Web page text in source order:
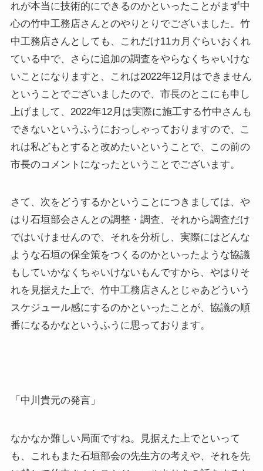
れが本当に技術的にできるのかといったことがまず中
心の竹中工務店さんとのやりとりでございました。竹
中工務店さんとしても、これだけ11カ月ぐらいおくれ
ている中で、さらに追加の調査をやらなくちゃいけな
いことになりますと、これは2022年12月はできません
ということでございましたので、市長のとこにも申し
上げまして、2022年12月は実際に施工する竹中さんも
できないというふうにおっしゃっておりますので、こ
れは私どもとすると改めたいということで、この前の
市長のコメントになったということでございます。
さて、次をどうするかということにつきましては、や
はり石垣部会さんとの調整・調査、それから調査だけ
ではいけませんので、それを分析し、実際にはどんな
ような石垣の保全策をつくるのかといったような協議
もしていかなくちゃいけないもんですから、やはりそ
れを見据えた上で、竹中工務店さんとじゃあどういう
スケジュール感にするのかといったことが、協議の順
番になるかなというふうに思っております。
「中川貴元の発言」
なかなか難しい局面ですね。見据えた上でといって
も、これもまた石垣部会の先生方の考えや、それを先